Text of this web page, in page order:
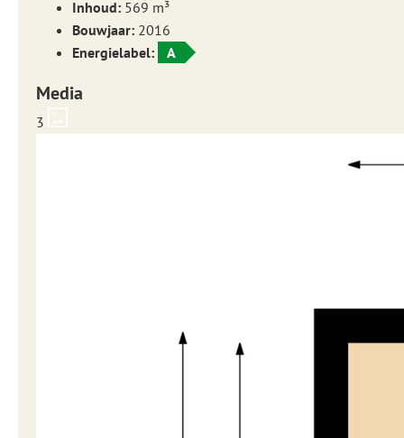
Inhoud: 569 m³
Bouwjaar: 2016
Energielabel:
A
Media
3